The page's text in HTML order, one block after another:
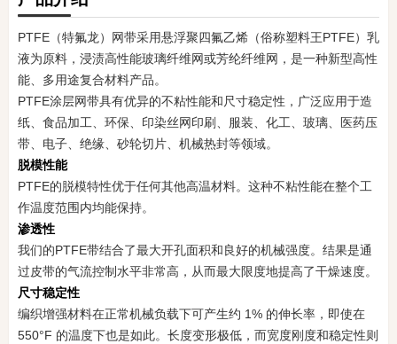
PTFE（特氟龙）网带采用悬浮聚四氟乙烯（俗称塑料王PTFE）乳
液为原料，浸渍高性能玻璃纤维网或芳纶纤维网，是一种新型高性
能、多用途复合材料产品。
PTFE涂层网带具有优异的不粘性能和尺寸稳定性，广泛应用于造
纸、食品加工、环保、印染丝网印刷、服装、化工、玻璃、医药压
带、电子、绝缘、砂轮切片、机械热封等领域。
脱模性能
PTFE的脱模特性优于任何其他高温材料。这种不粘性能在整个工
作温度范围内均能保持。
渗透性
我们的PTFE带结合了最大开孔面积和良好的机械强度。结果是通
过皮带的气流控制水平非常高，从而最大限度地提高了干燥速度。
尺寸稳定性
编织增强材料在正常机械负载下可产生约 1% 的伸长率，即使在
550°F 的温度下也是如此。长度变形极低，而宽度刚度和稳定性则